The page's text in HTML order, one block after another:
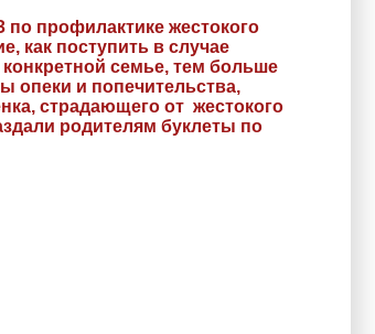
профилактике жестокого
как поступить в случае
семье, тем больше
опеки и попечительства,
страдающего от жестокого
родителям буклеты по